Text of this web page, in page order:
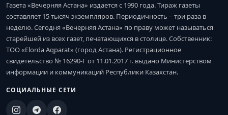
Газета «Вечерняя Астана» издается с 1990 года. Тираж газеты
составляет 15 тысяч экземпляров. Периодичность – три раза в
неделю. Сегодня «Вечерняя Астана» по праву может называться
старейшей из всех газет, печатающихся в столице. Собственник:
ТОО «Elorda Aqparat» (город Астана). Регистрационное
свидетельство № 16290-Г от 11.01.2017 г. выдано Министерством
информации и коммуникаций Республики Казахстан.
СОЦИАЛЬНЫЕ СЕТИ